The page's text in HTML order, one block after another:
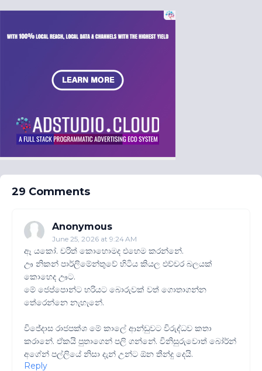
29 Comments
Anonymous
June 25, 2026 at 9:24 AM
ඈ යකෝ. චරිත් කොහොමද එහෙම කරන්නේ.
ඌ නිකන් පාර්ලිමේන්තුවේ හිටිය කියල එච්චර බලයක්
කොහෙද ඌට.
මේ ජෙප්පොන්ට හරියට බොරුවක් වත් ගොතාගන්න
තේරෙන්නෙ නැහැනේ.
විජේදාස රාජපක්ශ මේ කාලේ ආන්ඩුවට විරුද්ධව කතා
කරානේ. ඒකයි පුතාගෙන් පලි ගන්නේ. විනිසුරුවොත් බෝර්න්
අගේන් පල්ලියේ නිසා දැන් උන්ට ඕන තීන්දු දෙයි.
Reply